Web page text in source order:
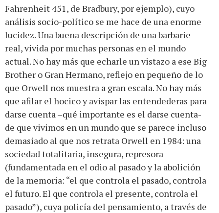
Fahrenheit 451, de Bradbury, por ejemplo), cuyo
análisis socio-político se me hace de una enorme
lucidez. Una buena descripción de una barbarie
real, vivida por muchas personas en el mundo
actual. No hay más que echarle un vistazo a ese Big
Brother o Gran Hermano, reflejo en pequeño de lo
que Orwell nos muestra a gran escala. No hay más
que afilar el hocico y avispar las entendederas para
darse cuenta –qué importante es el darse cuenta-
de que vivimos en un mundo que se parece incluso
demasiado al que nos retrata Orwell en 1984: una
sociedad totalitaria, insegura, represora
(fundamentada en el odio al pasado y la abolición
de la memoria: “el que controla el pasado, controla
el futuro. El que controla el presente, controla el
pasado”), cuya policía del pensamiento, a través de